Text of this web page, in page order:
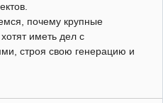
почему крупные
иметь дел с
строя свою генерацию и